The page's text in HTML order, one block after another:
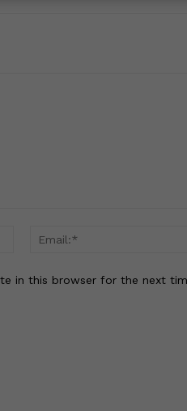
Name:*
in this browser for the next